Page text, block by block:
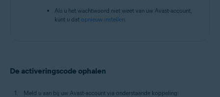
Als u het wachtwoord niet weet van uw Avast-account,
kunt u dat opnieuw instellen.
De activeringscode ophalen
Meld u aan bij uw Avast-account via onderstaande koppeling: